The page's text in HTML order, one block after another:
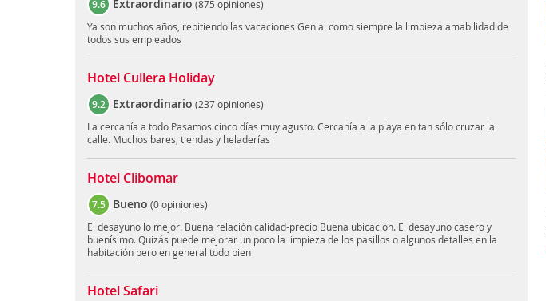
9.6 Extraordinario (875 opiniones)
Ya son muchos años, repitiendo las vacaciones Genial como siempre la limpieza amabilidad de
todos sus empleados
Hotel Cullera Holiday
9.2 Extraordinario (237 opiniones)
La cercanía a todo Pasamos cinco días muy agusto. Cercanía a la playa en tan sólo cruzar la
calle. Muchos bares, tiendas y heladerías
Hotel Clibomar
7.5 Bueno (0 opiniones)
El desayuno lo mejor. Buena relación calidad-precio Buena ubicación. El desayuno casero y
buenísimo. Quizás puede mejorar un poco la limpieza de los pasillos o algunos detalles en la
habitación pero en general todo bien
Hotel Safari